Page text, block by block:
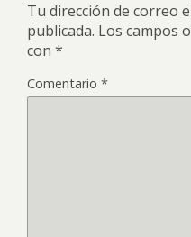
Tu dirección de correo
publicada. Los campos
con *
Comentario *